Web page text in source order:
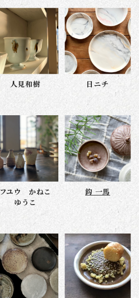
人見和樹 日ニチ
フユウ かねこ
ゆうこ
鈎 一馬